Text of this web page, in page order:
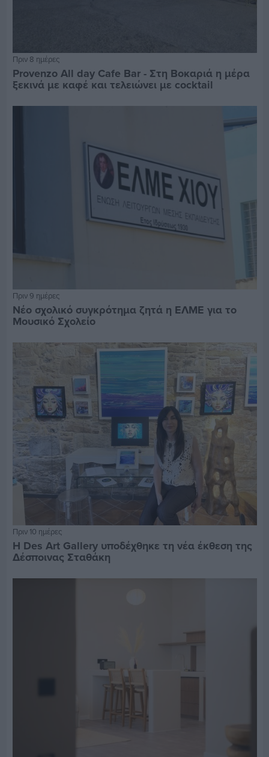
Πριν 8 ημέρες
Provenzo All day Cafe Bar - Στη Βοκαριά η μέρα
ξεκινά με καφέ και τελειώνει με cocktail
Πριν 9 ημέρες
Νέο σχολικό συγκρότημα ζητά η ΕΛΜΕ για το
Μουσικό Σχολείο
Πριν 10 ημέρες
Η Des Art Gallery υποδέχθηκε τη νέα έκθεση της
Δέσποινας Σταθάκη